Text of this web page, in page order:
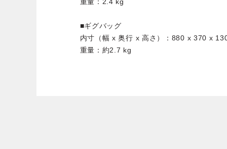
■ギグバッグ
内寸（幅 x 奥行 x 高さ）：880 x 370 x
重量：約2.7 kg